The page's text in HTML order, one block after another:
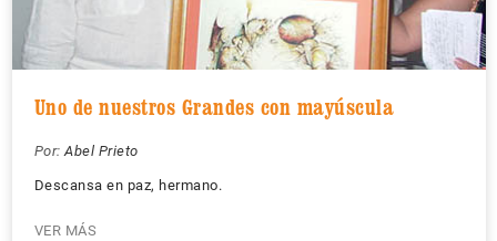
Uno de nuestros Grandes con mayúscula
Por:Abel Prieto
Descansa en paz, hermano.
VER MÁS